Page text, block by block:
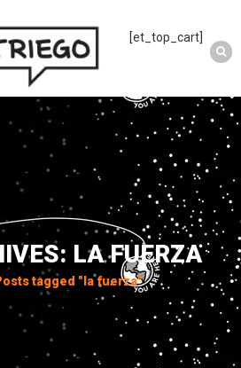
[et_top_cart]
LA FUERZA
tagged "la fuerza"